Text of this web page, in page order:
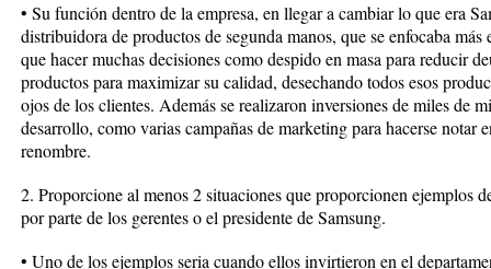
• Su función dentro de la empresa, en llegar a cambiar lo que era
distribuidora de productos de segunda manos, que se enfocaba
que hacer muchas decisiones como despido en masa para reducir
productos para maximizar su calidad, desechando todos esos
ojos de los clientes. Además se realizaron inversiones de miles de
desarrollo, como varias campañas de marketing para hacerse notar
renombre.
2. Proporcione al menos 2 situaciones que proporcionen ejemplos
por parte de los gerentes o el presidente de Samsung.
• Uno de los ejemplos seria cuando ellos invirtieron en el